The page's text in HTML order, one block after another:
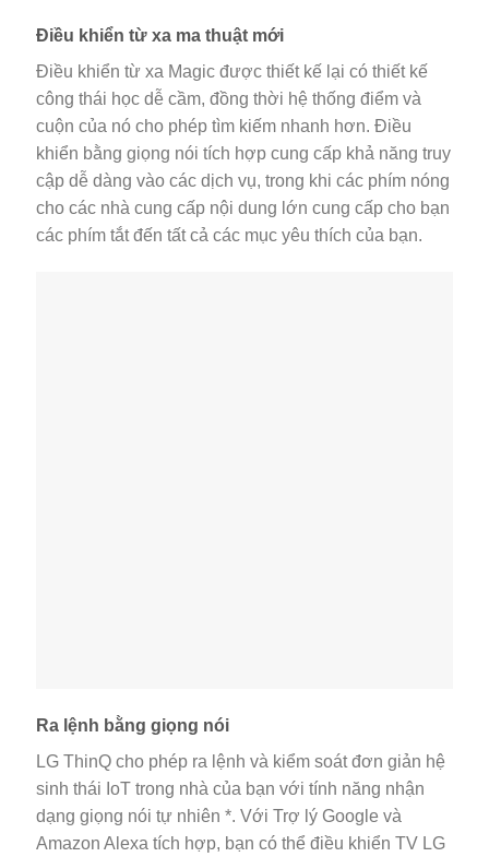
Điều khiển từ xa ma thuật mới
Điều khiển từ xa Magic được thiết kế lại có thiết kế
công thái học dễ cầm, đồng thời hệ thống điểm và
cuộn của nó cho phép tìm kiếm nhanh hơn. Điều
khiển bằng giọng nói tích hợp cung cấp khả năng truy
cập dễ dàng vào các dịch vụ, trong khi các phím nóng
cho các nhà cung cấp nội dung lớn cung cấp cho bạn
các phím tắt đến tất cả các mục yêu thích của bạn.
Ra lệnh bằng giọng nói
LG ThinQ cho phép ra lệnh và kiểm soát đơn giản hệ
sinh thái IoT trong nhà của bạn với tính năng nhận
dạng giọng nói tự nhiên *. Với Trợ lý Google và
Amazon Alexa tích hợp, bạn có thể điều khiển TV LG